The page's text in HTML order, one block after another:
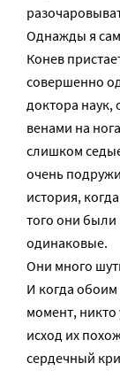
Однажды я сам
Конев
совершенно
доктора наук,
венами на
слишком
очень
история,
того они
одинаковые.
Они много
И когда обоим
момент,
исход их
сердечный